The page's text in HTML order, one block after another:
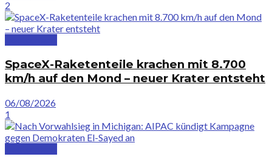
2
SpaceX-Raketenteile krachen mit 8.700
km/h auf den Mond – neuer Krater entsteht
06/08/2026
1